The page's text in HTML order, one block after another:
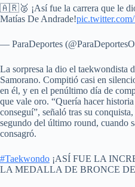
🇦🇷🥈 ¡Así fue la carrera que le
Matías De Andrade!
— ParaDeportes
La sorpresa la dio el taekwondista
Samorano. Compitió casi en
en él, y en el penúltimo día de
que vale oro. “Quería hacer
conseguí”, señaló tras su
segundo del último round, cuando
consagró.
#Taekwondo ¡ASÍ FUE LA
LA MEDALLA DE BRONCE